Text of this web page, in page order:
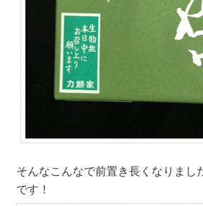
そんなこんなで前置き長くなりまし
です！